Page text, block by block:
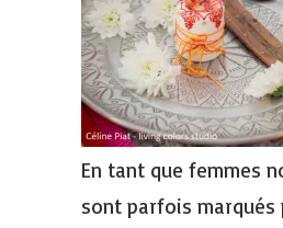
En tant que femmes
sont parfois